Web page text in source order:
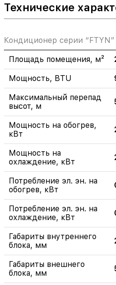
Технические
Кондиционер серии
Площадь помещения, м²
Мощность, BTU
Максимальный перепад
высот, м
Мощность на обогрев,
кВт
Мощность на
охлаждение, кВт
Потребление эл. эн. на
обогрев, кВт
Потребление эл. эн. на
охлаждение, кВт
Габариты внутреннего
блока, мм
Габариты внешнего
блока, мм